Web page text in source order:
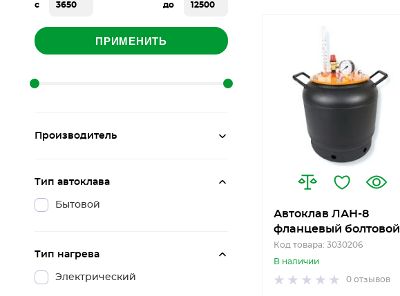
Автоклав ЛАН-8
фланцевый болтовой
Код товара: 3030206
В наличии
0 отзывов
с до
ПРИМЕНИТЬ
Производитель
Тип автоклава
Бытовой
Тип нагрева
Электрический